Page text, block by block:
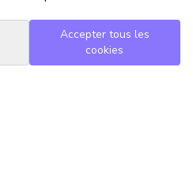
Accepter tous les
cookies